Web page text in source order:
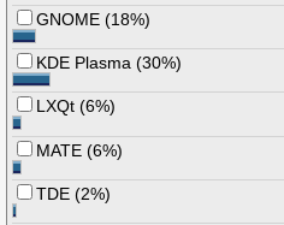
GNOME (18%)
KDE Plasma (30%)
LXQt (6%)
MATE (6%)
TDE (2%)